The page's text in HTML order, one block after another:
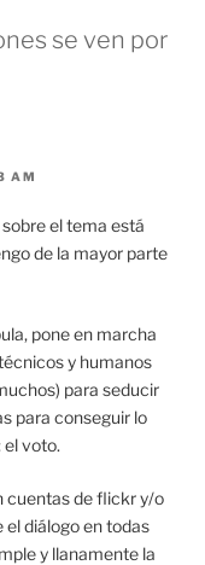
se ven por
AM
el tema está
de la mayor parte
pone en marcha
y humanos
para seducir
para conseguir lo
el voto.
cuentas de flickr y/o
el diálogo en todas
y llanamente la